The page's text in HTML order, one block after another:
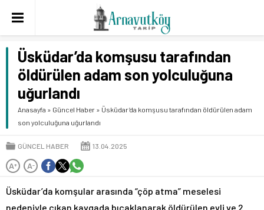
Üsküdar’da komşusu tarafından
öldürülen adam son yolculuğuna
uğurlandı
Anasayfa » Güncel Haber » Üsküdar’da komşusu tarafından öldürülen adam
son yolculuğuna uğurlandı
GÜNCEL HABER 13.04.2025
A+ A-
Üsküdar’da komşular arasında “çöp atma” meselesi
nedeniyle çıkan kavgada bıçaklanarak öldürülen evli ve 2